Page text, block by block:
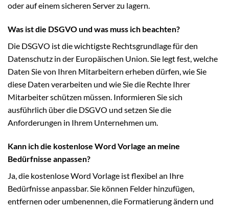
oder auf einem sicheren Server zu lagern.
Was ist die DSGVO und was muss ich beachten?
Die DSGVO ist die wichtigste Rechtsgrundlage für den
Datenschutz in der Europäischen Union. Sie legt fest, welche
Daten Sie von Ihren Mitarbeitern erheben dürfen, wie Sie
diese Daten verarbeiten und wie Sie die Rechte Ihrer
Mitarbeiter schützen müssen. Informieren Sie sich
ausführlich über die DSGVO und setzen Sie die
Anforderungen in Ihrem Unternehmen um.
Kann ich die kostenlose Word Vorlage an meine
Bedürfnisse anpassen?
Ja, die kostenlose Word Vorlage ist flexibel an Ihre
Bedürfnisse anpassbar. Sie können Felder hinzufügen,
entfernen oder umbenennen, die Formatierung ändern und